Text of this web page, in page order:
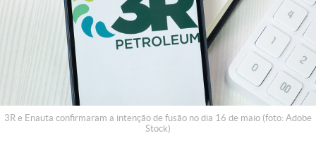
3R e Enauta confirmaram a intenção de fusão no dia 16 de maio (foto: Adobe
Stock)